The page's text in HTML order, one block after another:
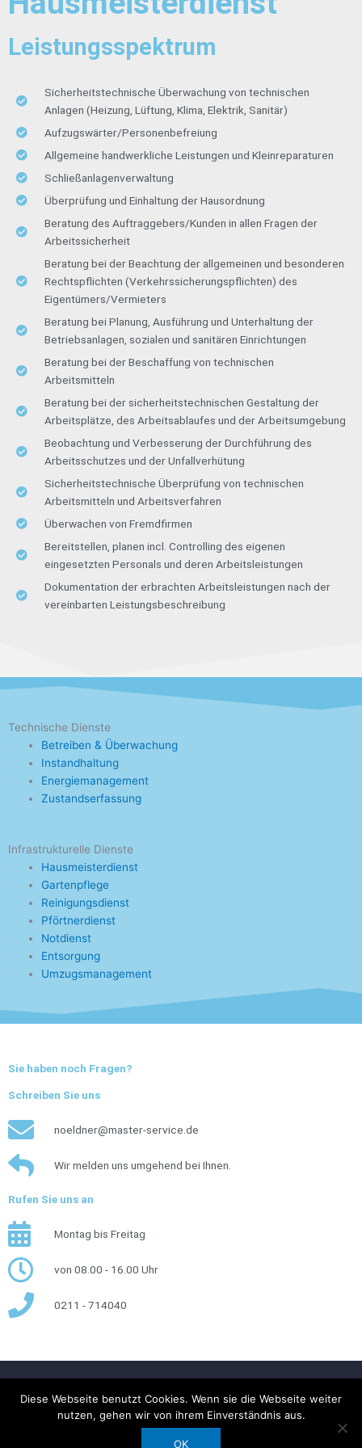
Leistungsspektrum
Sicherheitstechnische Überwachung von technischen
Anlagen (Heizung, Lüftung, Klima, Elektrik, Sanitär)
Aufzugswärter/Personenbefreiung
Allgemeine handwerkliche Leistungen und Kleinreparaturen
Schließanlagenverwaltung
Überprüfung und Einhaltung der Hausordnung
Beratung des Auftraggebers/Kunden in allen Fragen der
Arbeitssicherheit
Beratung bei der Beachtung der allgemeinen und besonderen
Rechtspflichten (Verkehrssicherungspflichten) des
Eigentümers/Vermieters
Beratung bei Planung, Ausführung und Unterhaltung der
Betriebsanlagen, sozialen und sanitären Einrichtungen
Beratung bei der Beschaffung von technischen
Arbeitsmitteln
Beratung bei der sicherheitstechnischen Gestaltung der
Arbeitsplätze, des Arbeitsablaufes und der Arbeitsumgebung
Beobachtung und Verbesserung der Durchführung des
Arbeitsschutzes und der Unfallverhütung
Sicherheitstechnische Überprüfung von technischen
Arbeitsmitteln und Arbeitsverfahren
Überwachen von Fremdfirmen
Bereitstellen, planen incl. Controlling des eigenen
eingesetzten Personals und deren Arbeitsleistungen
Dokumentation der erbrachten Arbeitsleistungen nach der
vereinbarten Leistungsbeschreibung
Technische Dienste
Betreiben & Überwachung
Instandhaltung
Energiemanagement
Zustandserfassung
Infrastrukturelle Dienste
Hausmeisterdienst
Gartenpflege
Reinigungsdienst
Pförtnerdienst
Notdienst
Entsorgung
Umzugsmanagement
Sie haben noch Fragen?
Schreiben Sie uns
noeldner@master-service.de
Wir melden uns umgehend bei Ihnen.
Rufen Sie uns an
Montag bis Freitag
von 08.00 - 16.00 Uhr
0211 - 714040
Impressum Datenschutzerklärung Kontakt Links
Copyright © 2026
- Gesellschaft für
technisches Gebäudemanagement mbH | Powered by
Diese Webseite benutzt Cookies. Wenn sie die Webseite weiter
nutzen, gehen wir von ihrem Einverständnis aus.
OK